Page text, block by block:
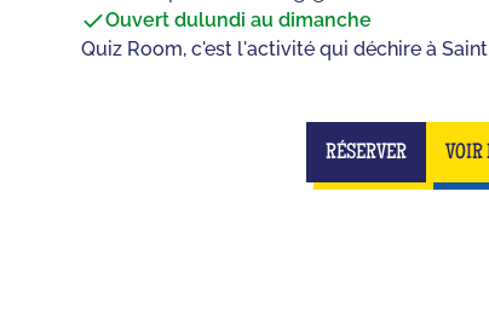
Ouvert dulundi au dimanche
Quiz Room, c'est l'activité qui déchire à
RÉSERVER VOIR